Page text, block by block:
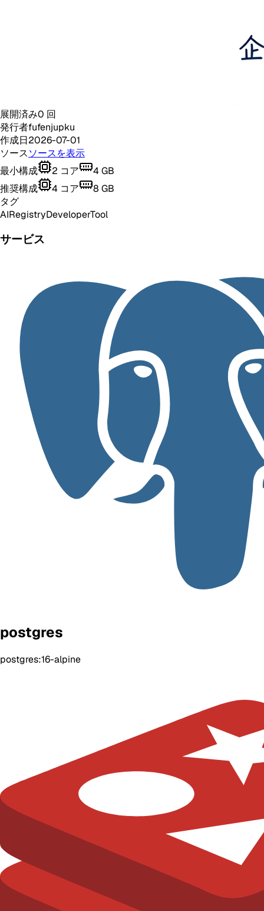
展開済み0 回
発行者fufenjupku
作成日2026-07-01
ソースソースを表示
最小構成
2 コア 4 GB
推奨構成
4 コア 8 GB
タグ
AIRegistryDeveloperTool
サービス
postgres
postgres:16-alpine